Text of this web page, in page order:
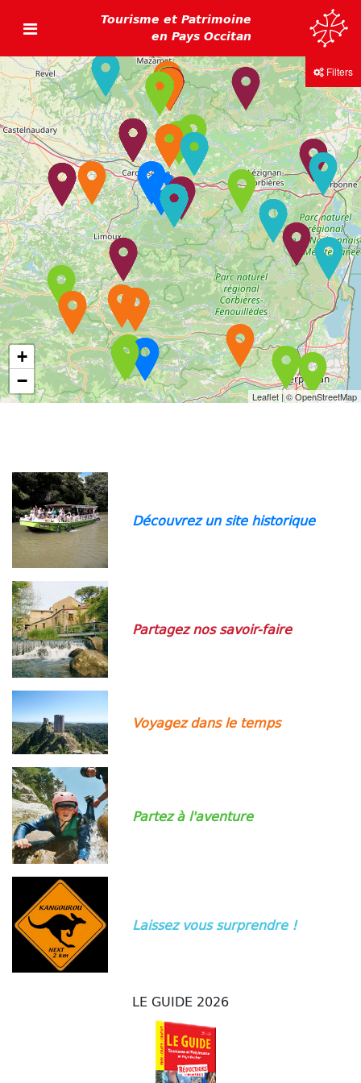
Tourisme et Patrimoine
en Pays Occitan
Filters
+
−
Leaflet| ©OpenStreetMap
Découvrez un site historique
Partagez nos savoir-faire
Voyagez dans le temps
Partez à l'aventure
Laissez vous surprendre !
LE GUIDE 2026